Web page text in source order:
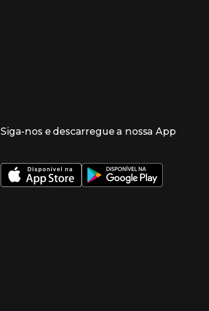
Siga-nos e descarregue a nossa App